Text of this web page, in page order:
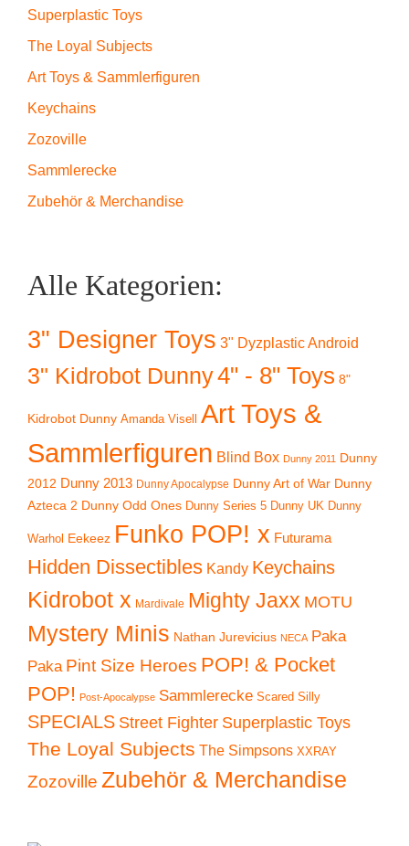
Superplastic Toys
The Loyal Subjects
Art Toys & Sammlerfiguren
Keychains
Zozoville
Sammlerecke
Zubehör & Merchandise
Alle Kategorien:
3" Designer Toys 3" Dyzplastic Android
3" Kidrobot Dunny4" - 8" Toys 8"
Kidrobot Dunny Amanda Visell Art Toys &
Sammlerfiguren Blind Box Dunny 2011 Dunny
2012 Dunny 2013 Dunny Apocalypse Dunny Art of War Dunny
Azteca 2 Dunny Odd Ones Dunny Series 5 Dunny UK Dunny
Warhol Eekeez Funko POP! x Futurama
Hidden Dissectibles Kandy Keychains
Kidrobot x Mardivale Mighty Jaxx MOTU
Mystery Minis Nathan Jurevicius NECA Paka
Paka Pint Size Heroes POP! & Pocket
POP! Post-Apocalypse Sammlerecke Scared Silly
SPECIALS Street Fighter Superplastic Toys
The Loyal Subjects The Simpsons XXRAY
Zozoville Zubehör & Merchandise